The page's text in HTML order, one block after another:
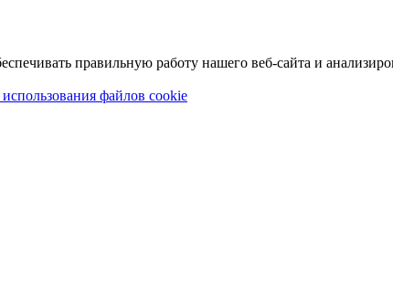
правильную работу нашего веб-сайта и
файлов cookie